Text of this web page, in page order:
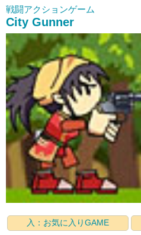
戦闘アクションゲーム
City Gunner
入：お気に入りGAME